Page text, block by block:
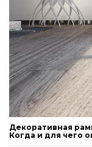
Декоративная
Когда и для чего